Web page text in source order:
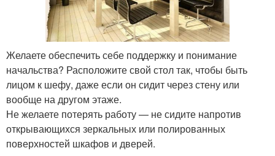
Желаете обеспечить себе поддержку и понимание
начальства? Расположите свой стол так, чтобы быть
лицом к шефу, даже если он сидит через стену или
вообще на другом этаже.
Не желаете потерять работу — не сидите напротив
открывающихся зеркальных или полированных
поверхностей шкафов и дверей.